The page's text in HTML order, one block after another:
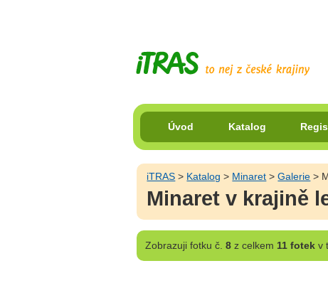
Úvod Katalog
iTRAS > Katalog > Minaret >Galerie >
Minaret v krajině
Zobrazujifotku č. 8z celkem 11 fotekv